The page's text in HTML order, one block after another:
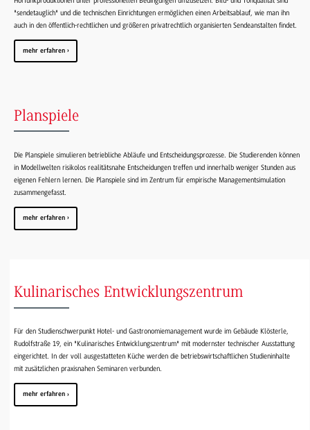
"sendetauglich" und die technischen Einrichtungen ermöglichen einen Arbeitsablauf, wie man ihn
auch in den öffentlich-rechtlichen und größeren privatrechtlich organisierten Sendeanstalten findet.
mehr erfahren
Planspiele
Die Planspiele simulieren betriebliche Abläufe und Entscheidungsprozesse. Die Studierenden können
in Modellwelten risikolos realitätsnahe Entscheidungen treffen und innerhalb weniger Stunden aus
eigenen Fehlern lernen. Die Planspiele sind im Zentrum für empirische Managementsimulation
zusammengefasst.
mehr erfahren
Kulinarisches Entwicklungszentrum
Für den Studienschwerpunkt Hotel- und Gastronomiemanagement wurde im Gebäude Klösterle,
Rudolfstraße 19, ein "Kulinarisches Entwicklungszentrum" mit modernster technischer Ausstattung
eingerichtet. In der voll ausgestatteten Küche werden die betriebswirtschaftlichen Studieninhalte
mit zusätzlichen praxisnahen Seminaren verbunden.
mehr erfahren